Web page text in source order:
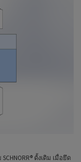
ดั้งเดิม เมื่อยึด